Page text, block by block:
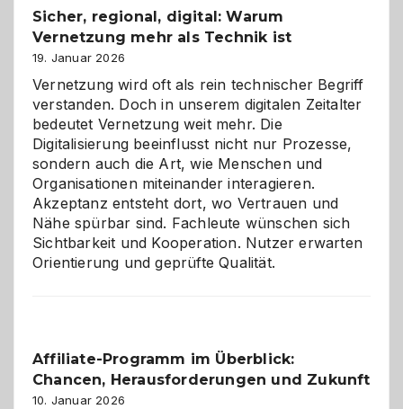
ein
dreifaches
Alaaf!
Sicher, regional, digital: Warum
Vernetzung mehr als Technik ist
19. Januar 2026
Vernetzung wird oft als rein technischer Begriff
verstanden. Doch in unserem digitalen Zeitalter
bedeutet Vernetzung weit mehr. Die
Digitalisierung beeinflusst nicht nur Prozesse,
sondern auch die Art, wie Menschen und
Organisationen miteinander interagieren.
Akzeptanz entsteht dort, wo Vertrauen und
Nähe spürbar sind. Fachleute wünschen sich
Sichtbarkeit und Kooperation. Nutzer erwarten
Orientierung und geprüfte Qualität.
Affiliate-Programm im Überblick:
Chancen, Herausforderungen und Zukunft
10. Januar 2026